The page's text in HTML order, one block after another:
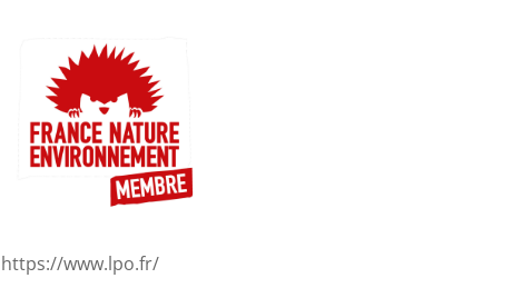
https://www.lpo.fr/